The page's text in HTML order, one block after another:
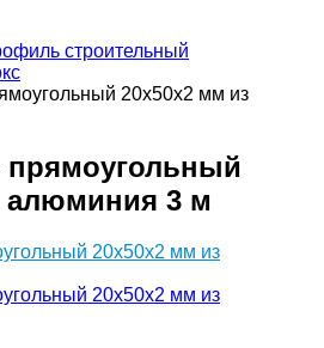
строительный
20х50х2 мм из
прямоугольный
алюминия 3 м